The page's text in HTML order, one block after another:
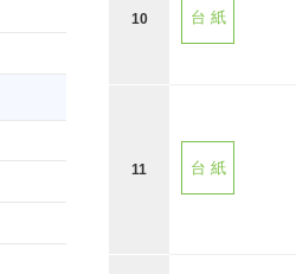
10 台 紙
11 台 紙